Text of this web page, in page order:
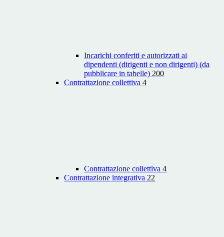
Incarichi conferiti e autorizzati ai
dipendenti (dirigenti e non dirigenti) (da
pubblicare in tabelle) 200
Contrattazione collettiva 4
Contrattazione collettiva 4
Contrattazione integrativa 22